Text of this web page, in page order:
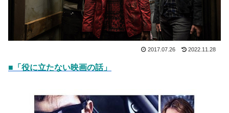
2017.07.26 2022.11.28
■「役に立たない映画の話」